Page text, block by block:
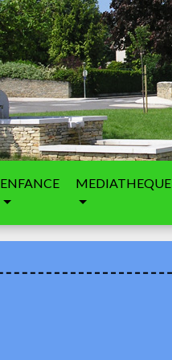
ENFANCE MEDIATHEQUE